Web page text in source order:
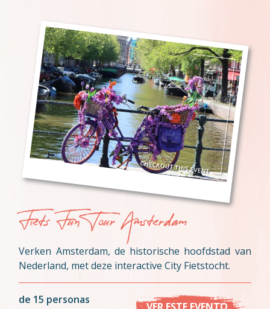
Fiets Fun Tour Amsterdam
Verken Amsterdam, de historische hoofdstad van
Nederland, met deze interactive City Fietstocht.
de 15 personas